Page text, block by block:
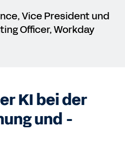
Vice President und
Officer, Workday
KI bei der
und -